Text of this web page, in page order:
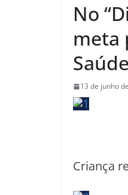
No
meta
13 de junho
Criança